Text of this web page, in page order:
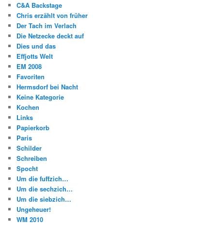
C&A Backstage
Chris erzählt von früher
Der Tach im Verlach
Die Netzecke deckt auf
Dies und das
Effjotts Welt
EM 2008
Favoriten
Hermsdorf bei Nacht
Keine Kategorie
Kochen
Links
Papierkorb
Paris
Schilder
Schreiben
Spocht
Um die fuffzich…
Um die sechzich…
Um die siebzich…
Ungeheuer!
WM 2010